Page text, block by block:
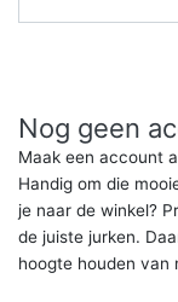
Nog geen
Maak een account
Handig om die
je naar de winkel?
de juiste jurken.
hoogte houden van